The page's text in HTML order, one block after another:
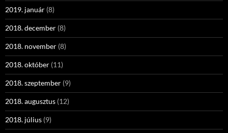
2019. január (8)
2018. december (8)
2018. november (8)
2018. október (11)
2018. szeptember (9)
2018. augusztus (12)
2018. július (9)